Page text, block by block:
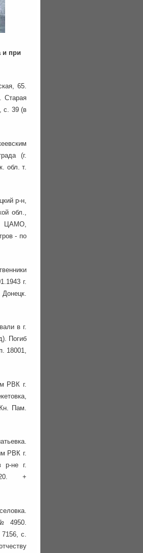
и при
65.
Старая
39 (в
(г.
обл. т.
р-н,
обл.,
ЦАМО,
- по
г.
в г.
Погиб
18001,
РВК г.
Пам.
РВК г.
р-не г.
20. +
4950.
с.